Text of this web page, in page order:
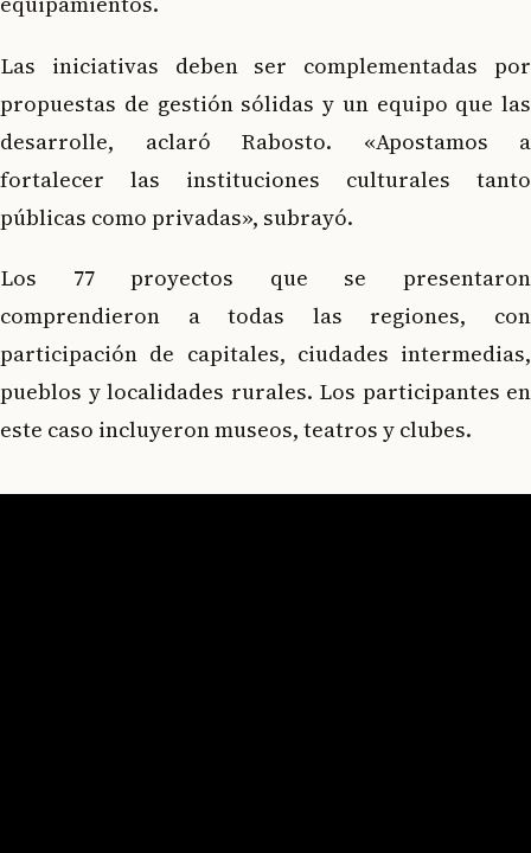
Las iniciativas deben ser complementadas por
propuestas de gestión sólidas y un equipo que las
desarrolle, aclaró Rabosto. «Apostamos a
fortalecer las instituciones culturales tanto
públicas como privadas», subrayó.
Los 77 proyectos que se presentaron
comprendieron a todas las regiones, con
participación de capitales, ciudades intermedias,
pueblos y localidades rurales. Los participantes en
este caso incluyeron museos, teatros y clubes.